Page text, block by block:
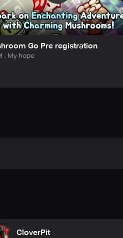
Go Pre registration
. My hope
CloverPit